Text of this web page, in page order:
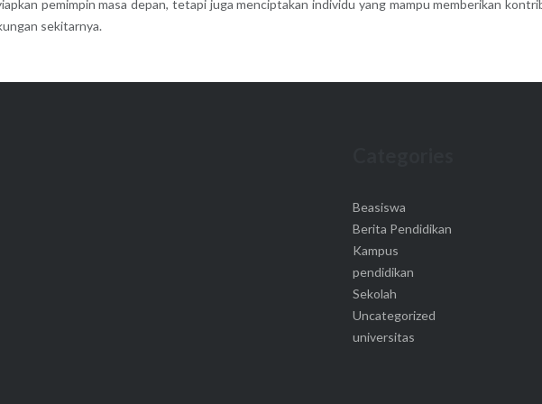
pemimpin masa depan, tetapi juga menciptakan individu yang mampu memberikan
sekitarnya.
Beasiswa
Berita Pendidikan
Kampus
pendidikan
Sekolah
Uncategorized
universitas